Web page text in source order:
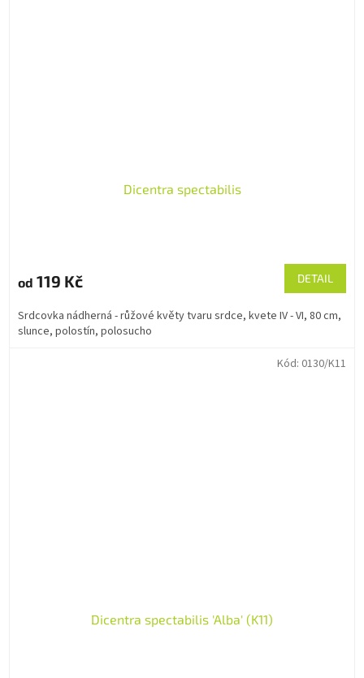
Dicentra spectabilis
od 119 Kč DETAIL
Srdcovka nádherná - růžové květy tvaru srdce, kvete IV - VI, 80 cm,
slunce, polostín, polosucho
Dicentra spectabilis 'Alba' (K11)
Kód: 0130/K11